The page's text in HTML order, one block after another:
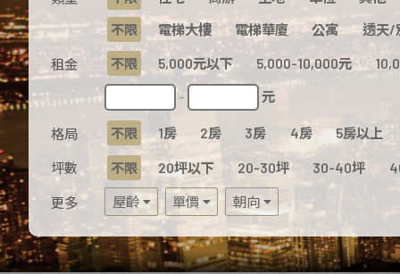
不限
電梯大樓 電梯華廈 公寓 透天/
租金 不限 5,000元以下 5,000-10,000元
- 元
格局 不限 1房 2房 3房 4房 5房以上
坪數 不限 20坪以下 20-30坪 30-40坪
更多 屋齡 單價 朝向